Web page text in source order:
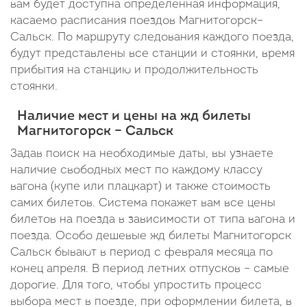
40
минут
вам будет доступна определенная информация,
касаемо расписания поездов Магнитогорск–
Сальск. По маршруту следования каждого поезда,
будут представлены все станции и стоянки, время
прибытия на станцию и продолжительность
стоянки.
Наличие мест и цены на жд билеты
Магнитогорск – Сальск
Задав поиск на необходимые даты, вы узнаете
наличие свободных мест по каждому классу
вагона (купе или плацкарт) и также стоимость
самих билетов. Система покажет вам все цены
билетов на поезда в зависимости от типа вагона и
поезда. Особо дешевые жд билеты Магнитогорск
Сальск бывают в период с февраля месяца по
конец апреля. В период летних отпусков – самые
дорогие. Для того, чтобы упростить процесс
выбора мест в поезде, при оформлении билета, в